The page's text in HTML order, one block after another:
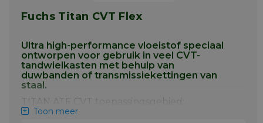
Fuchs Titan CVT Flex
Ultra high-performance vloeistof speciaal
ontworpen voor gebruik in veel CVT-
tandwielkasten met behulp van
duwbanden of transmissiekettingen van
staal.
TITAN ATF CVT toepassingsgebied:
TITAN ATF CVT is met succes getest voor
Toon meer